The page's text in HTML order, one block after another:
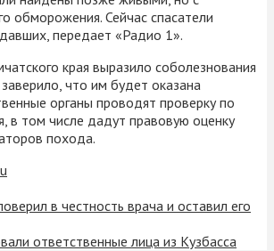
обморожения. Сейчас спасатели
передает «Радио 1».
края выразило соболезнования
что им будет оказана
органы проводят проверку по
в том числе дадут правовую оценку
похода.
в честность врача и оставил его
ответственные лица из Кузбасса